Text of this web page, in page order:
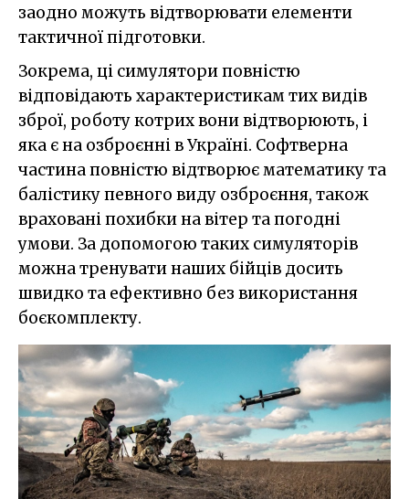
заодно можуть відтворювати елементи
тактичної підготовки.
Зокрема, ці симулятори повністю
відповідають характеристикам тих видів
зброї, роботу котрих вони відтворюють, і
яка є на озброєнні в Україні. Софтверна
частина повністю відтворює математику та
балістику певного виду озброєння, також
враховані похибки на вітер та погодні
умови. За допомогою таких симуляторів
можна тренувати наших бійців досить
швидко та ефективно без використання
боєкомплекту.